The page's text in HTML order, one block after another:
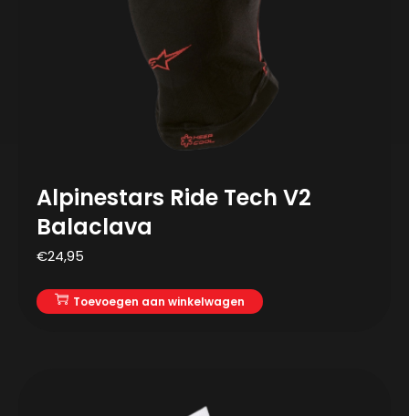
Alpinestars Ride Tech V2
Balaclava
€24,95
Toevoegen aan winkelwagen